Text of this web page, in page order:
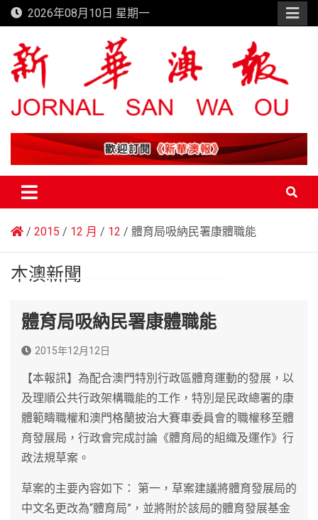
Skip
to
content
2026年08月10日 星期一
新華澳報
2015 12 月 12 體育局吸納民署康體職能
本澳新聞
體育局吸納民署康體職能
2015年12月12日
【本報訊】為配合澳門特別行政區體育運動的發展，以
及理順公共行政架構職能的工作，特別是民政總署的康
體範疇職權和澳門格蘭披治大賽車委員會的職權移至體
育發展局，行政會完成討論《體育局的組織及運作》行
政法規草案。
草案的主要內容如下： 第一，草案建議將體育發展局的
中文名更改為“體育局”，並將附於該局的體育發展基金